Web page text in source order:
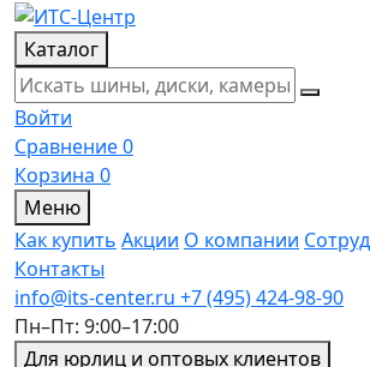
Каталог
Войти
Сравнение0
Корзина 0
Меню
Как купить Акции О компании
Контакты
info@its-center.ru +7 (495) 424-98-90
Пн–Пт: 9:00–17:00
Для юрлиц и оптовых клиентов